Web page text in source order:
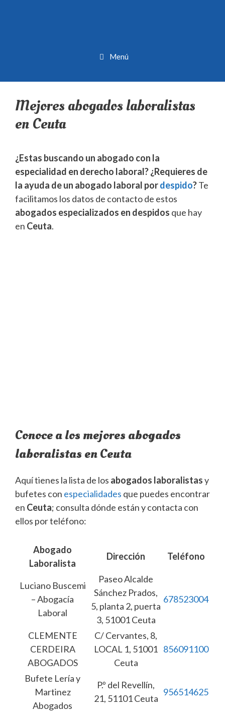
Menú
Mejores abogados laboralistas
en Ceuta
¿Estas buscando un abogado con la
especialidad en derecho laboral? ¿Requieres de
la ayuda de un abogado laboral pordespido?Te
facilitamos los datos de contacto de estos
abogados especializados en despidos que hay
en Ceuta.
Conoce a los mejores abogados
laboralistas en Ceuta
Aquí tienes la lista de los abogados laboralistasy
bufetes con especialidades que puedes encontrar
en Ceuta; consulta dónde están y contacta con
ellos por teléfono:
Abogado
Laboralista
Dirección Teléfono
Luciano Buscemi
– Abogacía
Laboral
Paseo Alcalde
Sánchez Prados,
5, planta 2, puerta
3, 51001 Ceuta
678523004
CLEMENTE
CERDEIRA
ABOGADOS
C/ Cervantes, 8,
LOCAL 1, 51001
Ceuta
856091100
Bufete Lería y
Martinez
Abogados
P.º del Revellín,
21, 51101 Ceuta
956514625